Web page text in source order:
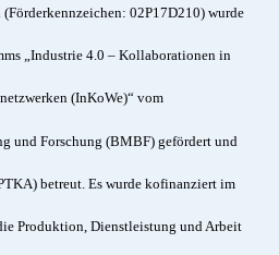
(Förderkennzeichen: 02P17D210) wurde
„Industrie 4.0 – Kollaborationen in
(InKoWe)“ vom
und Forschung (BMBF) gefördert und
betreut. Es wurde kofinanziert im
Produktion, Dienstleistung und Arbeit